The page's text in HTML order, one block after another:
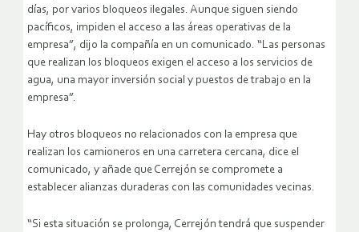
días, por varios bloqueos ilegales. Aunque siguen siendo
pacíficos, impiden el acceso a las áreas operativas de la
empresa”, dijo la compañía en un comunicado. “Las personas
que realizan los bloqueos exigen el acceso a los servicios de
agua, una mayor inversión social y puestos de trabajo en la
empresa”.
Hay otros bloqueos no relacionados con la empresa que
realizan los camioneros en una carretera cercana, dice el
comunicado, y añade que Cerrejón se compromete a
establecer alianzas duraderas con las comunidades vecinas.
“Si esta situación se prolonga, Cerrejón tendrá que suspender